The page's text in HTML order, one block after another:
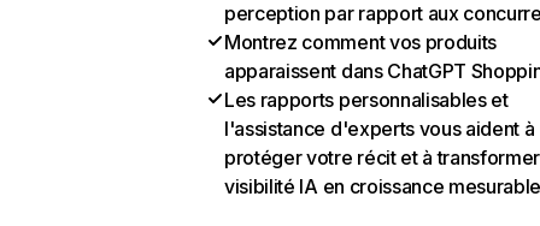
perception par rapport aux
Montrez comment vos produits
apparaissent dans ChatGPT
Les rapports personnalisables et
l'assistance d'experts vous aident à
protéger votre récit et à
visibilité IA en croissance